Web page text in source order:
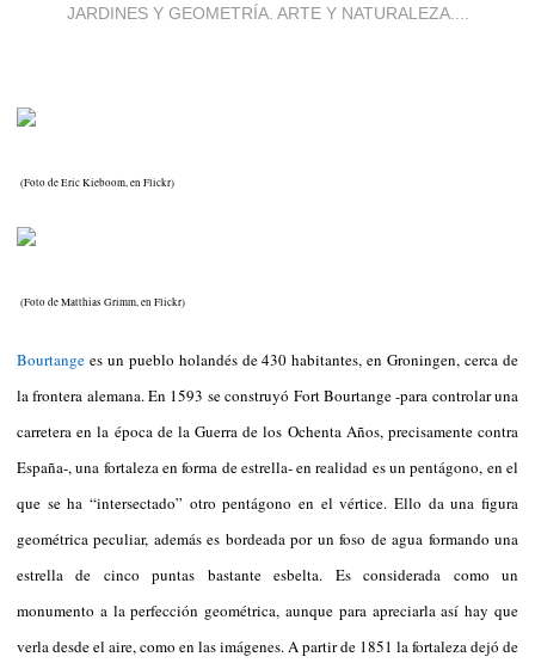
JARDINES Y GEOMETRÍA. ARTE Y NATURALEZA....
(Foto de Eric Kieboom, en Flickr)
(Foto de Matthias Grimm, en Flickr)
Bourtange es un pueblo holandés de 430 habitantes, en Groningen, cerca de
la frontera alemana. En 1593 se construyó Fort Bourtange -para controlar una
carretera en la época de la Guerra de los Ochenta Años, precisamente contra
España-, una fortaleza en forma de estrella- en realidad es un pentágono, en el
que se ha “intersectado” otro pentágono en el vértice. Ello da una figura
geométrica peculiar, además es bordeada por un foso de agua formando una
estrella de cinco puntas bastante esbelta. Es considerada como un
monumento a la perfección geométrica, aunque para apreciarla así hay que
verla desde el aire, como en las imágenes. A partir de 1851 la fortaleza dejó de